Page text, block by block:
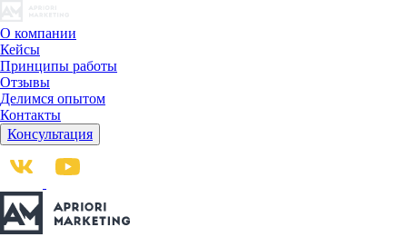
О компании
Кейсы
Принципы работы
Отзывы
Делимся опытом
Контакты
Консультация